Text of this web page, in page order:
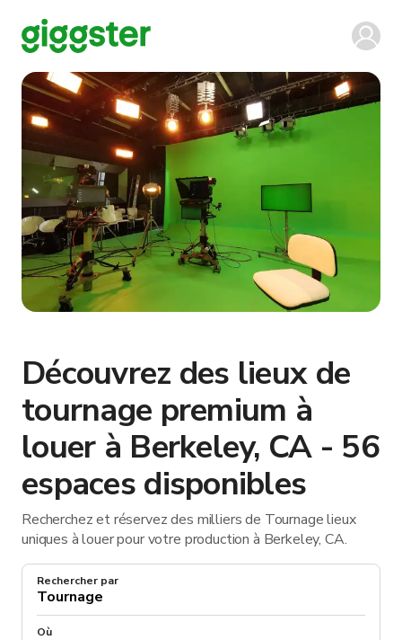
Découvrez des lieux de
tournage premium à
louer à Berkeley, CA - 56
espaces disponibles
Recherchez et réservez des milliers de Tournage lieux
uniques à louer pour votre production à Berkeley, CA.
Rechercher par
Où